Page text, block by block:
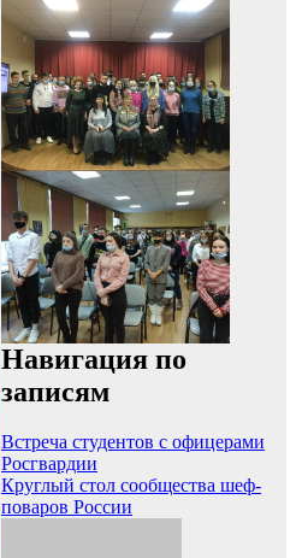
Навигация по
записям
Встреча студентов с офицерами
Росгвардии
Круглый стол сообщества шеф-
поваров России